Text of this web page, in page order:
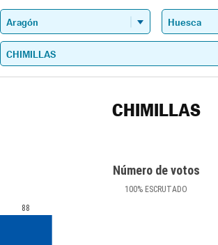
CHIMILLAS
Número de votos
100% ESCRUTADO
88